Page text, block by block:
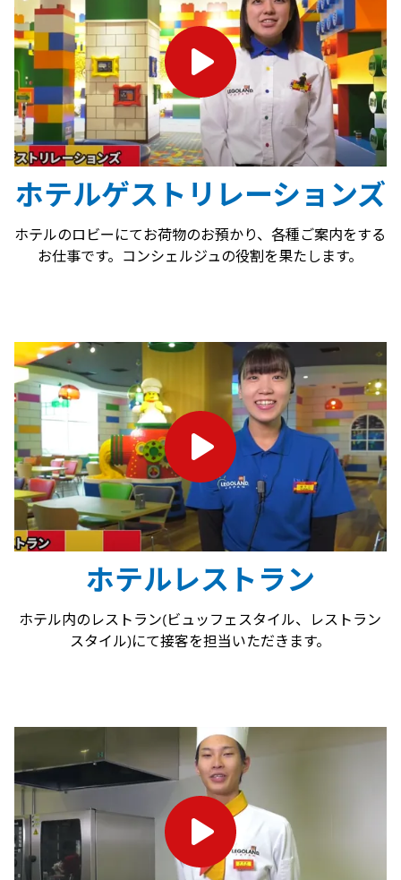
ホテルゲストリレーションズ
ホテルのロビーにてお荷物のお預かり、各種ご案内をする
お仕事です。コンシェルジュの役割を果たします。
ホテルレストラン
ホテル内のレストラン(ビュッフェスタイル、レストラン
スタイル)にて接客を担当いただきます。